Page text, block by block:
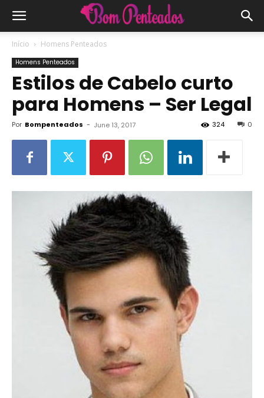
Início Homens Penteados
Homens Penteados
Estilos de Cabelo curto
para Homens – Ser Legal
Por Bompenteados - June 13, 2017 0
324